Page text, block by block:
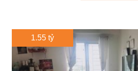
1.55 tỷ